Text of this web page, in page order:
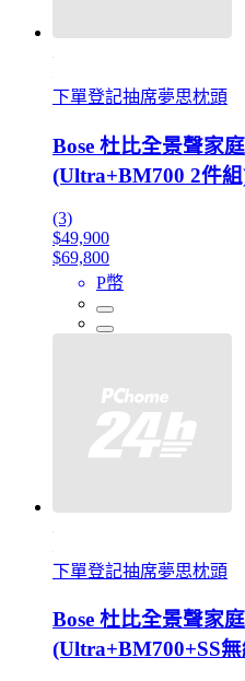
下單登記抽席夢思枕頭
Bose 杜比全景聲家
(Ultra+BM700 2件
(3)
$49,900
$69,800
P幣
下單登記抽席夢思枕頭
Bose 杜比全景聲家
(Ultra+BM700+SS